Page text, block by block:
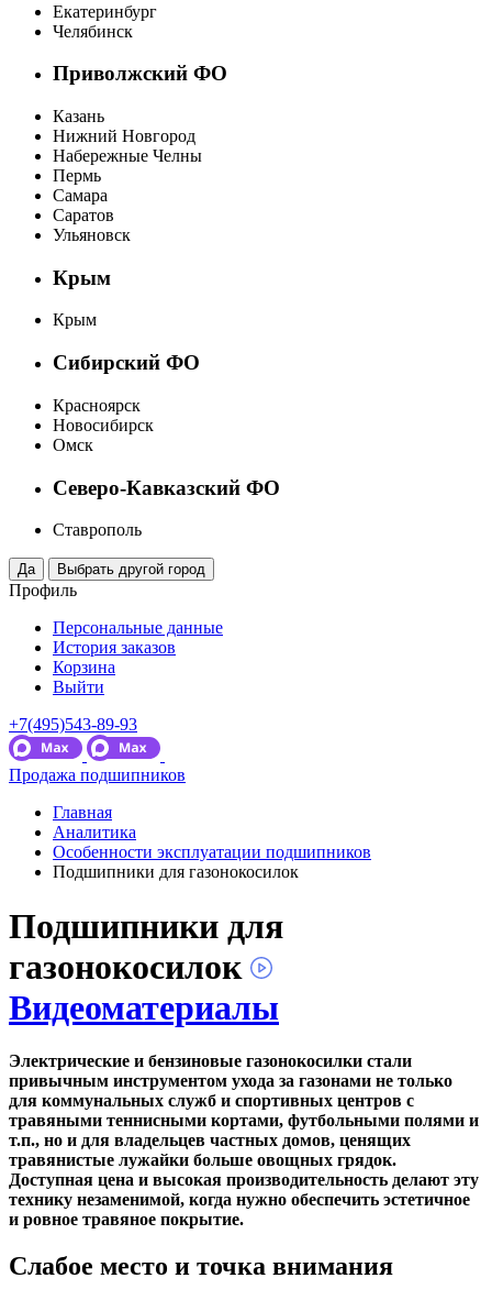
Екатеринбург
Челябинск
Приволжский ФО
Казань
Нижний Новгород
Набережные Челны
Пермь
Самара
Саратов
Ульяновск
Крым
Крым
Сибирский ФО
Красноярск
Новосибирск
Омск
Северо-Кавказский ФО
Ставрополь
Профиль
Персональные данные
История заказов
Корзина
Выйти
+7(495)543-89-93
Продажа подшипников
Главная
Аналитика
Особенности эксплуатации подшипников
Подшипники для газонокосилок
Подшипники для
газонокосилок
Видеоматериалы
Электрические и бензиновые газонокосилки стали
привычным инструментом ухода за газонами не только
для коммунальных служб и спортивных центров с
травяными теннисными кортами, футбольными полями и
т.п., но и для владельцев частных домов, ценящих
травянистые лужайки больше овощных грядок.
Доступная цена и высокая производительность делают эту
технику незаменимой, когда нужно обеспечить эстетичное
и ровное травяное покрытие.
Слабое место и точка внимания